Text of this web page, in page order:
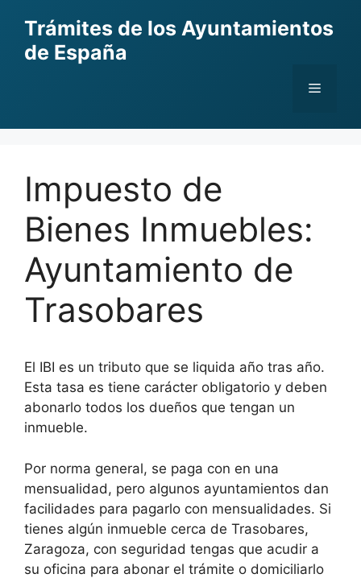
content
Trámites de los Ayuntamientos
de España
Menu
Impuesto de
Bienes Inmuebles:
Ayuntamiento de
Trasobares
El IBI es un tributo que se liquida año tras año.
Esta tasa es tiene carácter obligatorio y deben
abonarlo todos los dueños que tengan un
inmueble.
Por norma general, se paga con en una
mensualidad, pero algunos ayuntamientos dan
facilidades para pagarlo con mensualidades. Si
tienes algún inmueble cerca de Trasobares,
Zaragoza, con seguridad tengas que acudir a
su oficina para abonar el trámite o domiciliarlo